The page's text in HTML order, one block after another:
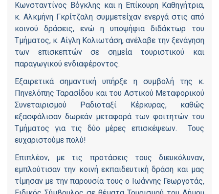
Κωνσταντίνος Βόγκλης και η Επίκουρη Καθηγήτρια,
κ. Αλκμήνη Γκρίτζαλη συμμετείχαν ενεργά στις από
κοινού δράσεις, ενώ η υποψήφια διδάκτωρ του
Τμήματος, κ. Αίγλη Κολιωτάση, ανέλαβε την ξενάγηση
των επισκεπτών σε σημεία τουριστικού και
παραγωγικού ενδιαφέροντος.
Εξαιρετικά σημαντική υπήρξε η συμβολή της κ.
Πηνελόπης Ταρασίδου και του Αστικού Μεταφορικού
Συνεταιρισμού Ραδιοταξί Κέρκυρας, καθώς
εξασφάλισαν δωρεάν μεταφορά των φοιτητών του
Τμήματος για τις δύο μέρες επισκέψεων. Τους
ευχαριστούμε πολύ!
Επιπλέον, με τις προτάσεις τους διευκόλυναν,
εμπλούτισαν την κοινή εκπαιδευτική δράση και μας
τίμησαν με την παρουσία τους ο Ιωάννης Γεωργοτάς,